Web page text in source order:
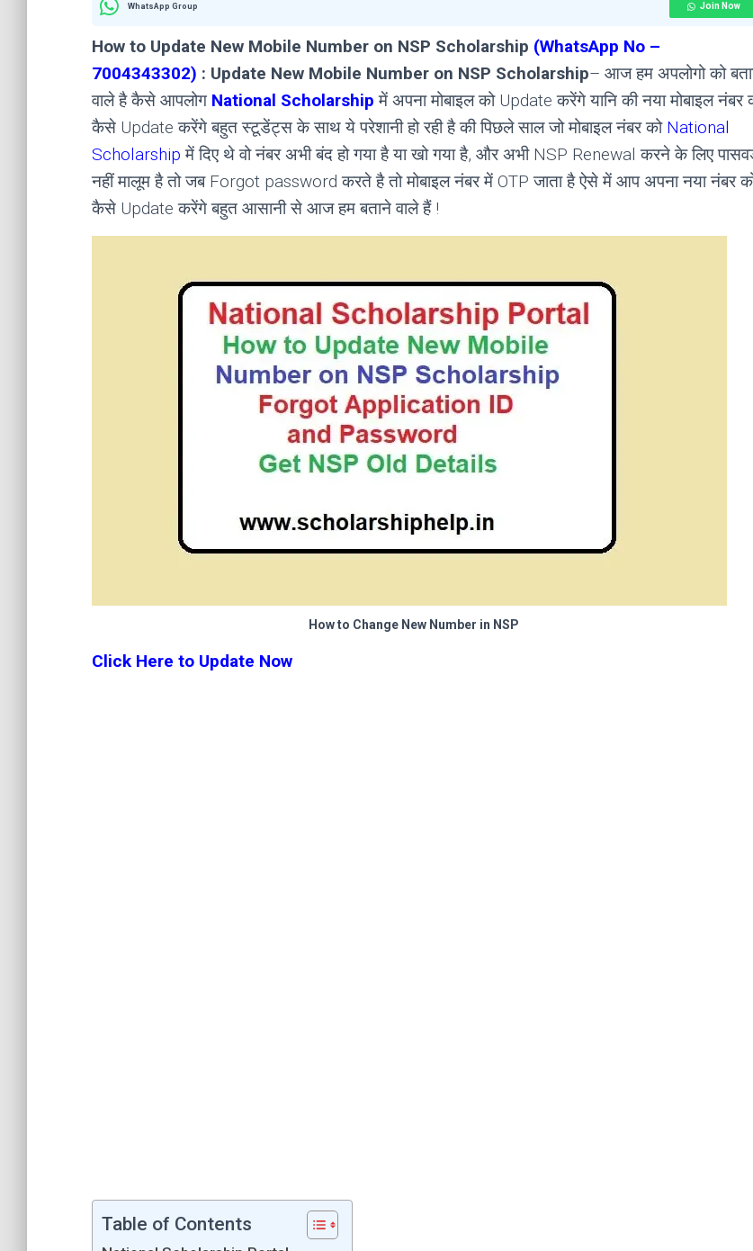
WhatsApp Group Join Now
How to Update New Mobile Number on NSP Scholarship (WhatsApp No –
7004343302) : Update New Mobile Number on NSP Scholarship– आज हम अपलोगो को
वाले है कैसे आपलोग National Scholarship में अपना मोबाइल को Update करेंगे यानि की नया मोबाइल नंबर
कैसे Update करेंगे बहुत स्टूडेंट्स के साथ ये परेशानी हो रही है की पिछले साल जो मोबाइल नंबर को National
Scholarship में दिए थे वो नंबर अभी बंद हो गया है या खो गया है, और अभी NSP Renewal करने के लिए
नहीं मालूम है तो जब Forgot password करते है तो मोबाइल नंबर में OTP जाता है ऐसे में आप अपना नया नंबर
कैसे Update करेंगे बहुत आसानी से आज हम बताने वाले हैं !
How to Change New Number in NSP
Click Here to Update Now
Table of Contents